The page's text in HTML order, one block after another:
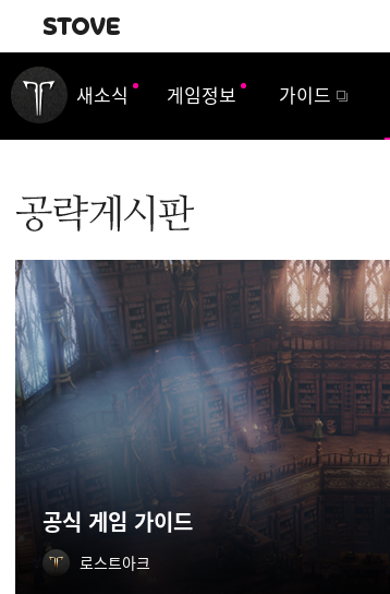
내비게이션
새소식 게임정보 가이드
공식 게임 가이드
로스트아크